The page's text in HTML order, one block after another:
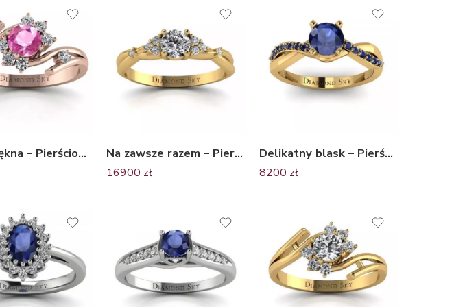
Kwiat piękna – Pierścionek zaręczynowy Diamond Sky z różowego złota z różowym szafirem oraz diamentami próba 750 Na zawsze razem – Pierścionek zaręczynowy z żółtego złota z diamentami
16900 zł
Delikatny blask – Pierścionek zaręczynowy z żółtego złota z szafirami
8200 zł